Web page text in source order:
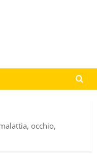
occhio,